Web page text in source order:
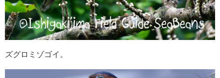
ズグロミゾゴイ。